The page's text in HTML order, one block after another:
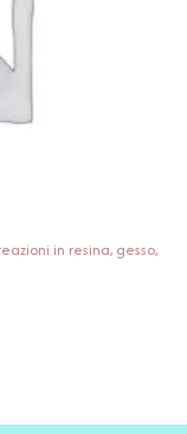
in resina, gesso,